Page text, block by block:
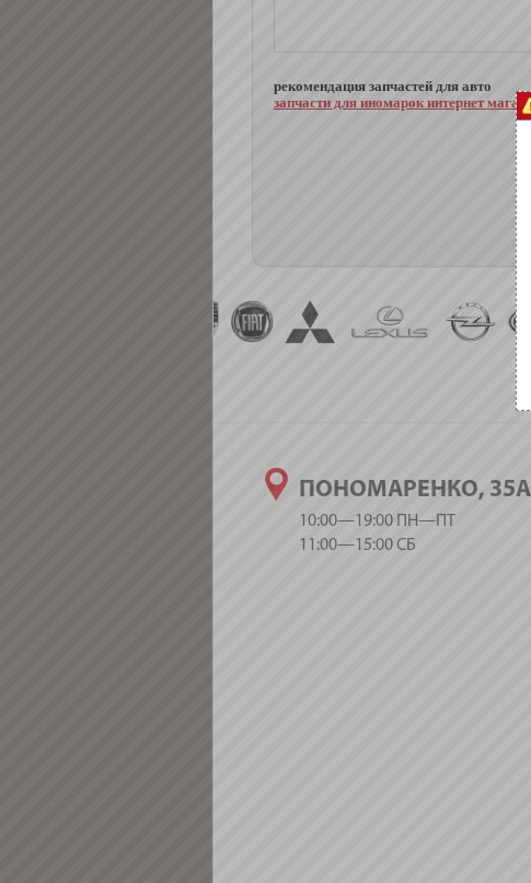
рекомендация запчастей для авто
запчасти для иномарок интернет
ПОНОМАРЕНКО, 35А
10:00—19:00 ПН—ПТ
11:00—15:00 СБ